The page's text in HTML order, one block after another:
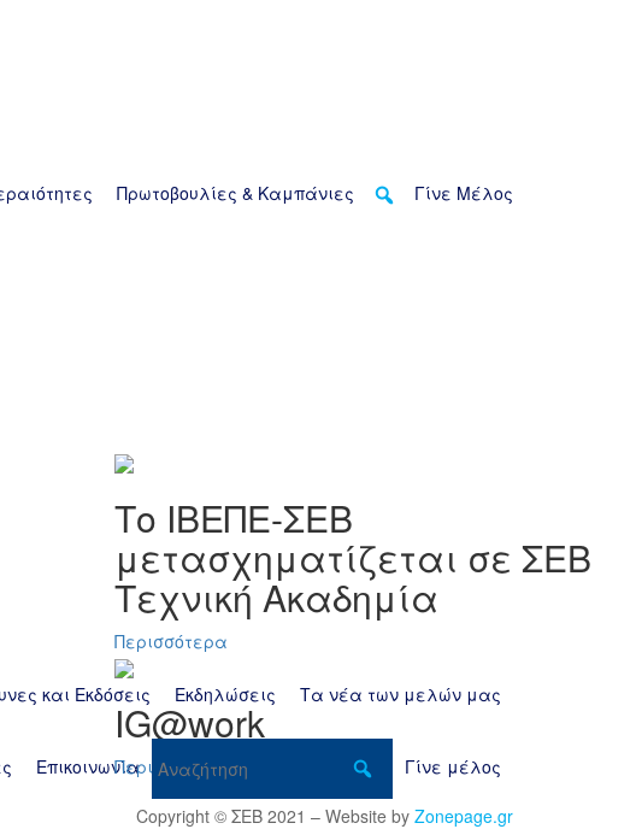
Πρωτοβουλίες & Καμπάνιες Γίνε Μέλος
και Εκδόσεις Εκδηλώσεις Τα νέα των μελών μας
Επικοινωνία Γίνε μέλος
Copyright © ΣΕΒ 2021 – Website by Zonepage.gr
3 Ιουλίου 2026, Δελτία Τύπου & Ανακοινώσεις
Τρίτη συνάντηση εργασίας
der Leyen για τις προκλήσεις
Το ΙΒΕΠΕ-ΣΕΒ
μετασχηματίζεται σε ΣΕΒ
Τεχνική Ακαδημία
Περισσότερα
IG@work
Περισσότερα